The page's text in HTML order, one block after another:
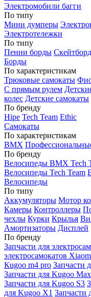
Электромобили багги
По типу
Мини думперы
Электротележки
По типу
Пенни борды
Борды
По характеристикам
Трюковые самокаты
С прямым рулем
колес Детские самокаты
По бренду
Hipe Tech Team Ethic
Самокаты
По характеристикам
BMX
По бренду
Велосипеды BMX Tech
Велосипеды Tech Team
Велосипеды
По типу
Аккумуляторы Мотор
Камеры Контроллеры
чехлы Курки Крылья
Амортизаторы Дисплей
По бренду
Запчасти для
электросамокатов
Кugoo m4 pro Запчасти
Запчасти для Kugoo
Запчасти для Kugoo S3
для Kugoo X1 Запчасти